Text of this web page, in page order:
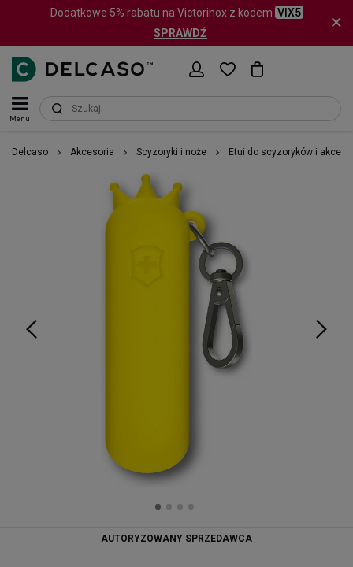
Dodatkowe 5% rabatu na Victorinox z kodem VIX5
SPRAWDŹ
Menu
Delcaso Akcesoria Scyzoryki i noże Etui do scyzoryków i
AUTORYZOWANY SPRZEDAWCA